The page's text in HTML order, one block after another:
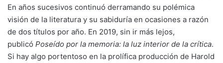
En años sucesivos continuó derramando su polémica
visión de la literatura y su sabiduría en ocasiones a razón
de dos títulos por año. En 2019, sin ir más lejos,
publicó Poseído por la memoria: la luz interior de la crítica.
Si hay algo portentoso en la prolífica producción de Harold